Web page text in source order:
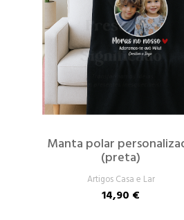
Manta polar
(preta)
Artigos Casa e Lar
14,90 €